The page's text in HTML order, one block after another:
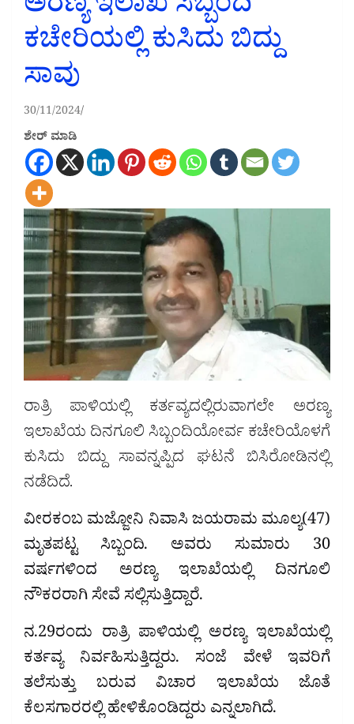
ಕಚೇರಿಯಲ್ಲಿ ಕುಸಿದು ಬಿದ್ದು
ಸಾವು
30/11/2024
ಶೇರ್ ಮಾಡಿ
ರಾತ್ರಿ ಪಾಳಿಯಲ್ಲಿ ಕರ್ತವ್ಯದಲ್ಲಿರುವಾಗಲೇ ಅರಣ್ಯ
ಇಲಾಖೆಯ ದಿನಗೂಲಿ ಸಿಬ್ಬಂದಿಯೋರ್ವ ಕಚೇರಿಯೊಳಗೆ
ಕುಸಿದು ಬಿದ್ದು ಸಾವನ್ನಪ್ಪಿದ ಘಟನೆ ಬಿಸಿರೋಡಿನಲ್ಲಿ
ನಡೆದಿದೆ.
ವೀರಕಂಬ ಮಜ್ಜೋನಿ ನಿವಾಸಿ ಜಯರಾಮ‌ ಮೂಲ್ಯ(47)
ಮೃತಪಟ್ಟ ಸಿಬ್ಬಂದಿ. ಅವರು ಸುಮಾರು 30
ವರ್ಷಗಳಿಂದ ಅರಣ್ಯ ಇಲಾಖೆಯಲ್ಲಿ ದಿನಗೂಲಿ
ನೌಕರರಾಗಿ ಸೇವೆ ಸಲ್ಲಿಸುತ್ತಿದ್ದಾರೆ.
ನ.29ರಂದು ರಾತ್ರಿ ಪಾಳಿಯಲ್ಲಿ ಅರಣ್ಯ ಇಲಾಖೆಯಲ್ಲಿ
ಕರ್ತವ್ಯ ನಿರ್ವಹಿಸುತ್ತಿದ್ದರು. ಸಂಜೆ ವೇಳೆ ಇವರಿಗೆ
ತಲೆಸುತ್ತು ಬರುವ ವಿಚಾರ ಇಲಾಖೆಯ ಜೊತೆ
ಕೆಲಸಗಾರರಲ್ಲಿ ಹೇಳಿಕೊಂಡಿದ್ದರು ಎನ್ನಲಾಗಿದೆ.